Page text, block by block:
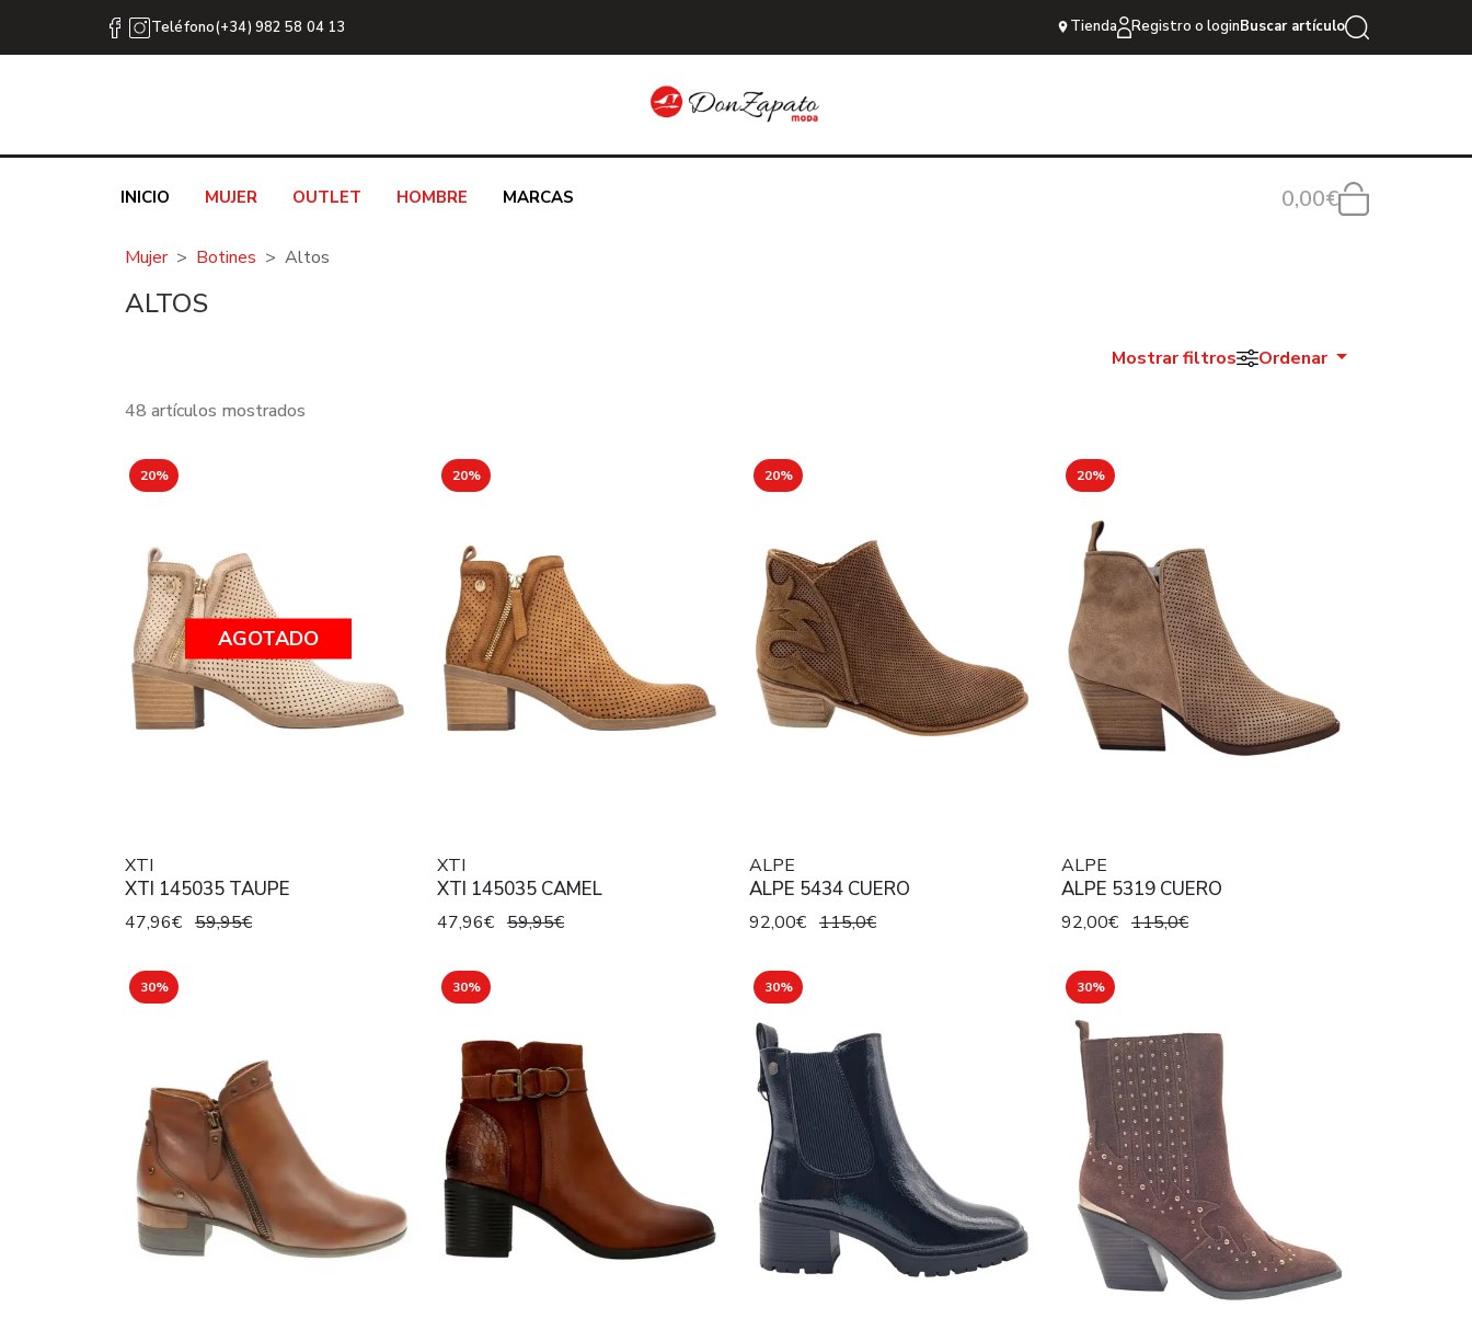
Teléfono(+34) 982 58 04 13 Tienda Registro o loginBuscar artículo
INICIO MUJER OUTLET HOMBRE MARCAS 0,00€
Mujer Botines Altos
ALTOS
Mostrar filtros Ordenar
48 artículos mostrados
20%
AGOTADO
XTI
XTI 145035 TAUPE
47,96€ 59,95€
20%
XTI
XTI 145035 CAMEL
47,96€ 59,95€
20%
ALPE
ALPE 5434 CUERO
92,00€ 115,0€
20%
ALPE
ALPE 5319 CUERO
92,00€ 115,0€
30% 30% 30% 30%